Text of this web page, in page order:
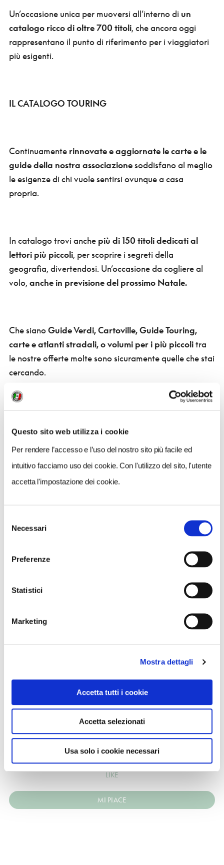
Questo sito web utilizza i cookie
Per rendere l’accesso e l’uso del nostro sito più facile ed
intuitivo facciamo uso dei cookie. Con l'utilizzo del sito, l'utente
accetta l'impostazione dei cookie.
delNecessari
Preferenze
Statistici
Marketing
Mostra dettagli
Accetta tutti i cookie
Accetta selezionati
Usa solo i cookie necessari
Un’occasione unica per muoversi all’interno di un
catalogo ricco di oltre 700 titoli, che ancora oggi
rappresentano il punto di riferimento per i viaggiatori
più esigenti.
IL CATALOGO TOURING
Continuamenterinnovate e aggiornate le carte e le
guide della nostra associazionesoddisfano al meglio
le esigenze di chi vuole sentirsi ovunque a casa
propria.
In catalogo trovi anche più di 150 titoli dedicati al
lettori più piccoli, per scoprire i segreti della
geografia, divertendosi. Un’occasione da cogliere al
volo, anche in previsione del prossimo Natale.
Che sianoGuide Verdi, Cartoville, Guide Touring,
carte e atlanti stradali, o volumi per i più piccolitra
le nostre offerte molte sono sicuramente quelle che stai
cercando.
0
LIKE
MI PIACE